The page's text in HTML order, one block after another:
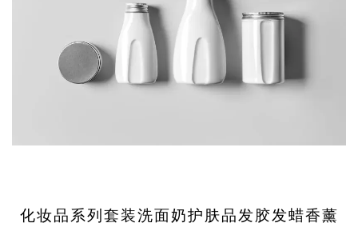
化妆品系列套装洗面奶护肤品发胶发蜡香薰